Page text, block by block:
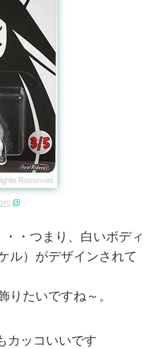
・つまり、白いボディ
ル）がデザインされて
りたいですね～。
カッコいいです